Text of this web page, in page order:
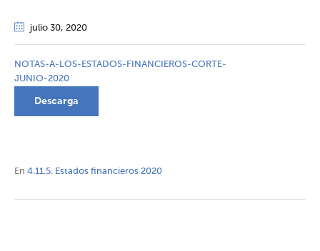
julio 30, 2020
NOTAS-A-LOS-ESTADOS-FINANCIEROS-CORTE-
JUNIO-2020
Descarga
En 4.11.5. Estados financieros 2020